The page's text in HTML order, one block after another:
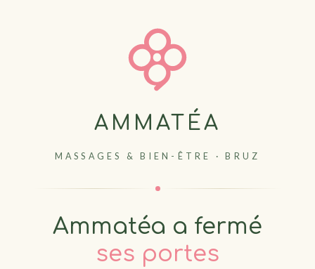
AMMATÉA
MASSAGES & BIEN-ÊTRE · BRUZ
Ammatéa a fermé
ses portes